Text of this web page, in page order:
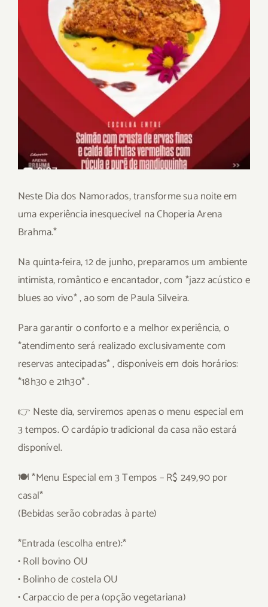
Neste Dia dos Namorados, transforme sua noite em
uma experiência inesquecível na Choperia Arena
Brahma.*
Na quinta-feira, 12 de junho, preparamos um ambiente
intimista, romântico e encantador, com *jazz acústico e
blues ao vivo* , ao som de Paula Silveira.
Para garantir o conforto e a melhor experiência, o
*atendimento será realizado exclusivamente com
reservas antecipadas* , disponíveis em dois horários:
*18h30 e 21h30* .
👉 Neste dia, serviremos apenas o menu especial em
3 tempos. O cardápio tradicional da casa não estará
disponível.
🍽 *Menu Especial em 3 Tempos – R$ 249,90 por
casal*
(Bebidas serão cobradas à parte)
*Entrada (escolha entre):*
• Roll bovino OU
• Bolinho de costela OU
• Carpaccio de pera (opção vegetariana)